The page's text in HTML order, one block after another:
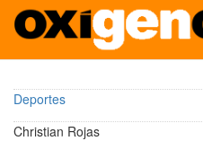
contenido
principal
Deportes
Christian Rojas